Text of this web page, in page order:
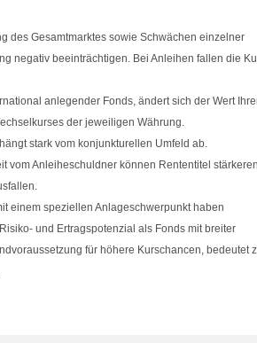
des Gesamtmarktes sowie Schwächen einzelner
negativ beeinträchtigen. Bei Anleihen fallen die
anlegender Fonds, ändert sich der Wert
der jeweiligen Währung.
stark vom konjunkturellen Umfeld ab.
vom Anleiheschuldner können Rententitel stärkeren
einem speziellen Anlageschwerpunkt haben
und Ertragspotenzial als Fonds mit breiter
für höhere Kurschancen, bedeutet